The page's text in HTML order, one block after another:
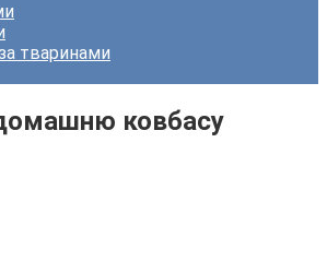
тваринами
ковбасу